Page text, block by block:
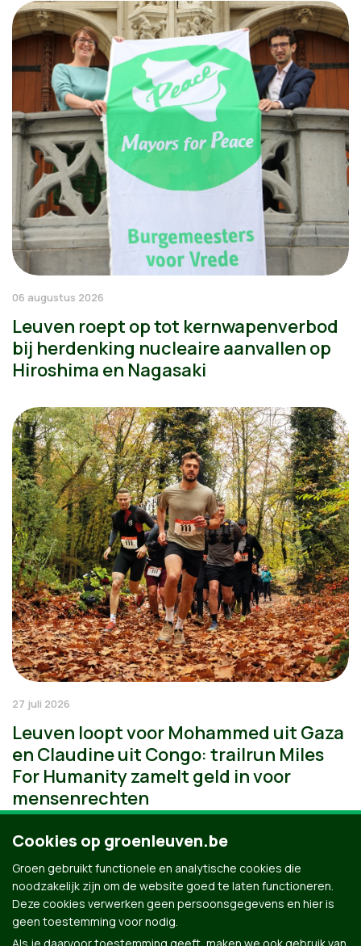
06 augustus 2026
Leuven roept op tot kernwapenverbod
bij herdenking nucleaire aanvallen op
Hiroshima en Nagasaki
27 juli 2026
Leuven loopt voor Mohammed uit Gaza
en Claudine uit Congo: trailrun Miles
For Humanity zamelt geld in voor
mensenrechten
Cookies op groenleuven.be
Groen gebruikt functionele en analytische cookies die
noodzakelijk zijn om de website goed te laten functioneren.
Deze cookies verwerken geen persoonsgegevens en hier is
geen toestemming voor nodig.